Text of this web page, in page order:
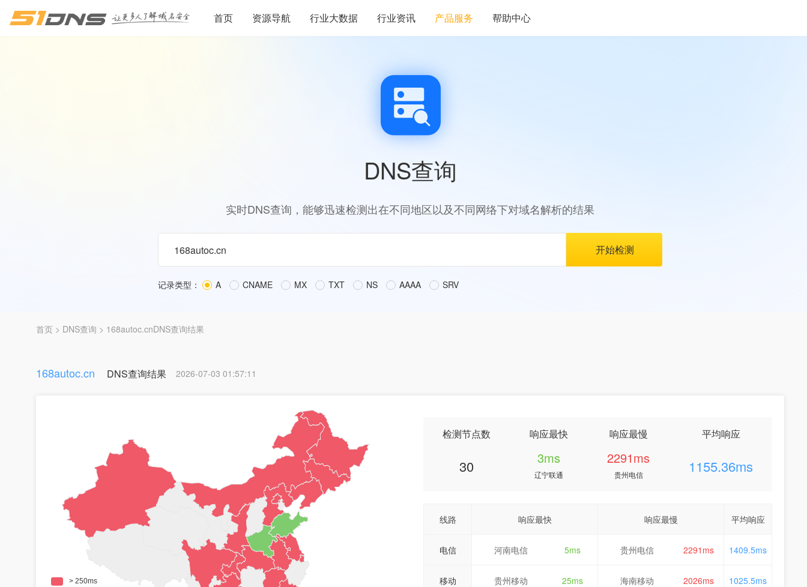
首页 资源导航 行业大数据 行业资讯 产品服务 帮助中心
DNS查询
实时DNS查询，能够迅速检测出在不同地区以及不同网络下对域名解析的结果
记录类型： A CNAME MX TXT NS AAAA SRV
首页 > DNS查询 > 168autoc.cnDNS查询结果
168autoc.cn DNS查询结果 2026-07-03 01:57:11
检测节点数
30
响应最快
3ms
辽宁联通
响应最慢
2291ms
贵州电信
平均响应
1155.36ms
线路 响应最快 响应最慢 平均响应
电信 河南电信 5ms 贵州电信 2291ms 1409.5ms
移动 贵州移动 25ms 海南移动 2026ms 1025.5ms